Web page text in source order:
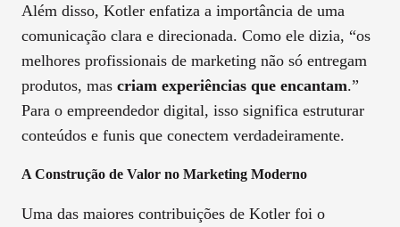
Além disso, Kotler enfatiza a importância de uma
comunicação clara e direcionada. Como ele dizia, “os
melhores profissionais de marketing não só entregam
produtos, mas criam experiências que encantam.”
Para o empreendedor digital, isso significa estruturar
conteúdos e funis que conectem verdadeiramente.
A Construção de Valor no Marketing Moderno
Uma das maiores contribuições de Kotler foi o